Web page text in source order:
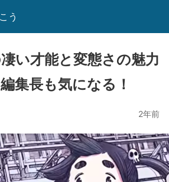
う
い才能と変態さの魅力
集長も気になる！
2年前